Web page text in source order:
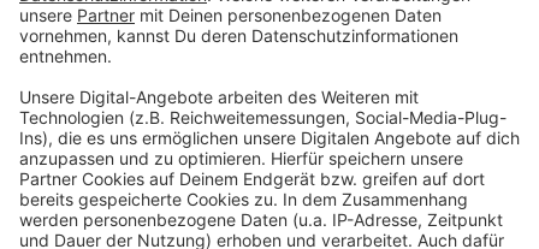
Version. Elvis wird sich mit Kollegen und ehemaligen
"Opfern" über die Telefonate aus den letzten zwei
dabei ergangen ist und wobei er selbst mal ins
Schleudern gekommen ist. Viel Spaß beim Zuhören und
bitte nicht erschrecken, wenn dabei das Telefon
klingelt. Es muss ja nicht unbedingt Elvis Eifel dran
sein.